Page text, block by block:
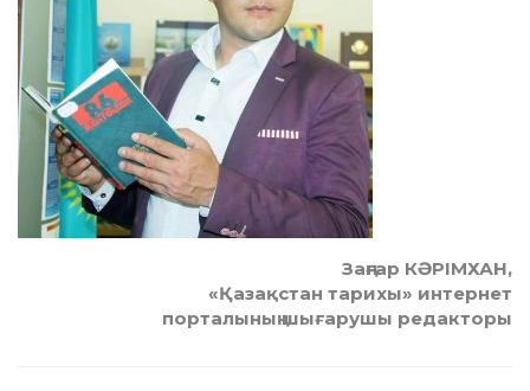
Заңғар КӘРІМХАН,
«Қазақстан тарихы» интернет
порталының шығарушы редакторы